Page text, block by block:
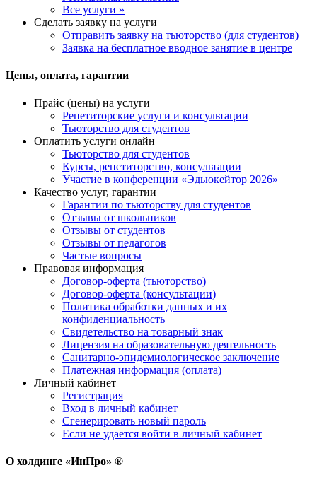
Все услуги »
Сделать заявку на услуги
Отправить заявку на тьюторство (для студентов)
Заявка на бесплатное вводное занятие в центре
Цены, оплата, гарантии
Прайс (цены) на услуги
Репетиторские услуги и консультации
Тьюторство для студентов
Оплатить услуги онлайн
Тьюторство для студентов
Курсы, репетиторство, консультации
Участие в конференции «Эдьюкейтор 2026»
Качество услуг, гарантии
Гарантии по тьюторству для студентов
Отзывы от школьников
Отзывы от студентов
Отзывы от педагогов
Частые вопросы
Правовая информация
Договор-оферта (тьюторство)
Договор-оферта (консультации)
Политика обработки данных и их
конфиденциальность
Свидетельство на товарный знак
Лицензия на образовательную деятельность
Санитарно-эпидемиологическое заключение
Платежная информация (оплата)
Личный кабинет
Регистрация
Вход в личный кабинет
Сгенерировать новый пароль
Если не удается войти в личный кабинет
О холдинге «ИнПро» ®